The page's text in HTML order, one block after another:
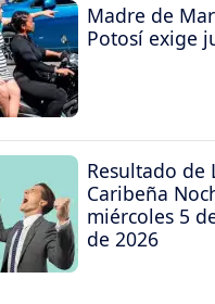
Madre de
Potosí exige
Resultado de
Caribeña
miércoles 5
de 2026